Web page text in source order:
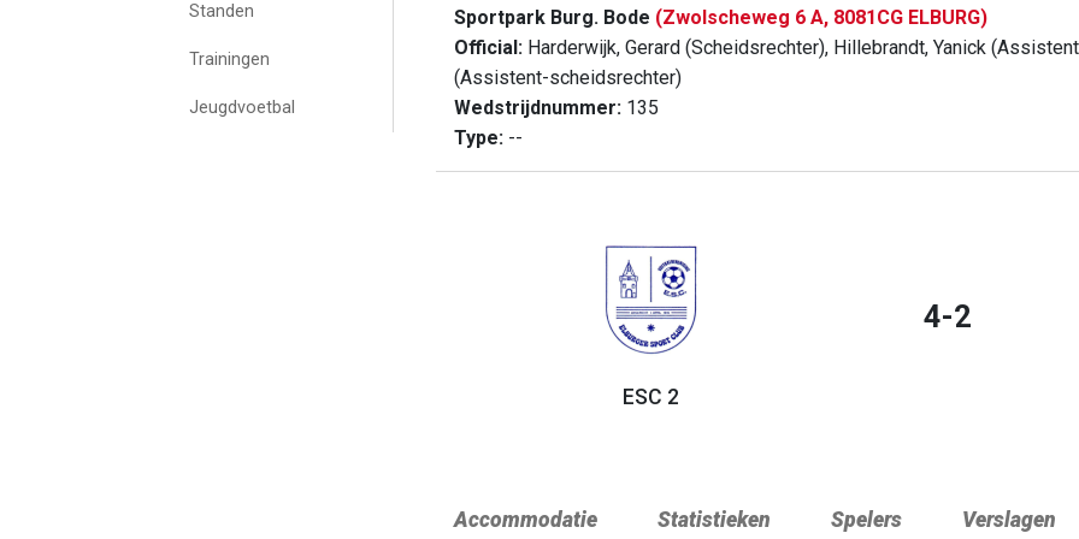
Standen
Trainingen
Jeugdvoetbal
Sportpark Burg. Bode (Zwolscheweg 6 A, 8081CG ELBURG)
Official: Harderwijk, Gerard (Scheidsrechter), Hillebrandt, Yanick
(Assistent-scheidsrechter)
Wedstrijdnummer: 135
Type: --
ESC 2
4-2
Accommodatie Statistieken Spelers Verslagen